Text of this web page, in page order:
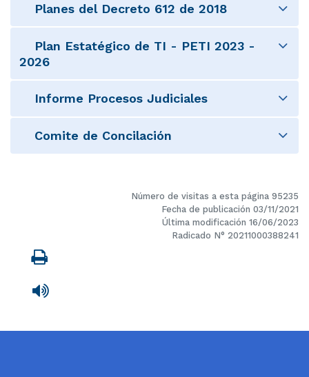
Planes del Decreto 612 de 2018
Plan Estatégico de TI - PETI 2023 -
2026
Informe Procesos Judiciales
Comite de Concilación
Número de visitas a esta página 95235
Fecha de publicación 03/11/2021
Última modificación 16/06/2023
Radicado N° 20211000388241